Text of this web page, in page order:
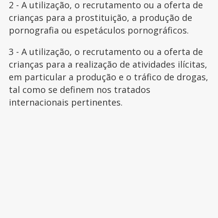
2 - A utilização, o recrutamento ou a oferta de
crianças para a prostituição, a produção de
pornografia ou espetáculos pornográficos.
3 - A utilização, o recrutamento ou a oferta de
crianças para a realização de atividades ilícitas,
em particular a produção e o tráfico de drogas,
tal como se definem nos tratados
internacionais pertinentes.